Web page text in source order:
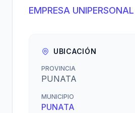
EMPRESA UNIPERSONAL
UBICACIÓN
PROVINCIA
PUNATA
MUNICIPIO
PUNATA